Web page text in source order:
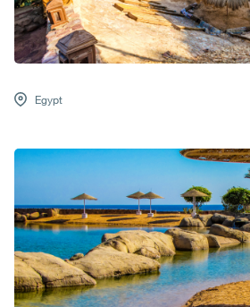
Egypt